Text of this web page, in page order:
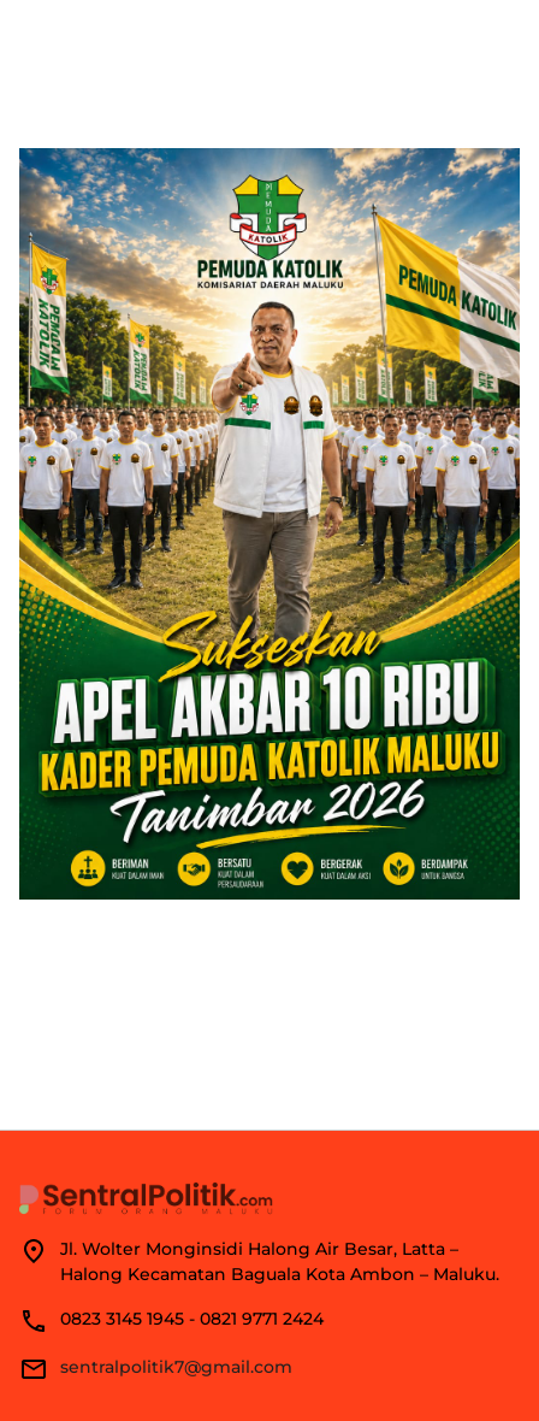
Jl. Wolter Monginsidi Halong Air Besar, Latta –
Halong Kecamatan Baguala Kota Ambon – Maluku.
0823 3145 1945 - 0821 9771 2424
sentralpolitik7@gmail.com